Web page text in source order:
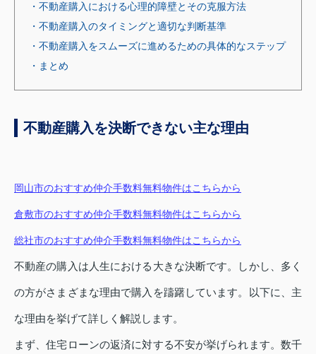
・不動産購入における心理的障壁とその克服方法
・不動産購入のタイミングと適切な判断基準
・不動産購入をスムーズに進めるための具体的なステップ
・まとめ
不動産購入を決断できない主な理由
岡山市のおすすめ仲介手数料無料物件はこちらから
倉敷市のおすすめ仲介手数料無料物件はこちらから
総社市のおすすめ仲介手数料無料物件はこちらから
不動産の購入は人生における大きな決断です。しかし、多く
の方がさまざまな理由で購入を躊躇しています。以下に、主
な理由を挙げて詳しく解説します。
まず、住宅ローンの返済に対する不安が挙げられます。数千